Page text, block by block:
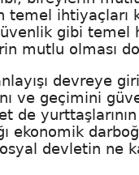
temel ihtiyaçları
gibi
mutlu olması
devreye
ve geçimini
de
ekonomik
devletin ne